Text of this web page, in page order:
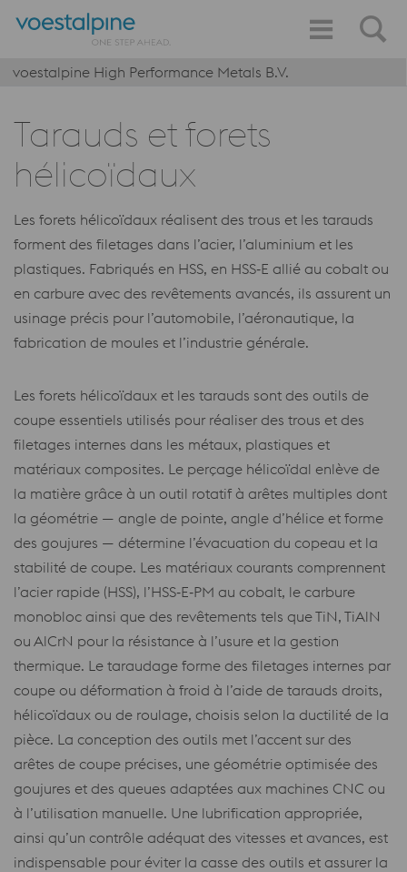
voestalpine High Performance Metals B.V.
Tarauds et forets
hélicoïdaux
Les forets hélicoïdaux réalisent des trous et les tarauds
forment des filetages dans l’acier, l’aluminium et les
plastiques. Fabriqués en HSS, en HSS‑E allié au cobalt ou
en carbure avec des revêtements avancés, ils assurent un
usinage précis pour l’automobile, l’aéronautique, la
fabrication de moules et l’industrie générale.
Les forets hélicoïdaux et les tarauds sont des outils de
coupe essentiels utilisés pour réaliser des trous et des
filetages internes dans les métaux, plastiques et
matériaux composites. Le perçage hélicoïdal enlève de
la matière grâce à un outil rotatif à arêtes multiples dont
la géométrie — angle de pointe, angle d’hélice et forme
des goujures — détermine l’évacuation du copeau et la
stabilité de coupe. Les matériaux courants comprennent
l’acier rapide (HSS), l’HSS‑E‑PM au cobalt, le carbure
monobloc ainsi que des revêtements tels que TiN, TiAlN
ou AlCrN pour la résistance à l’usure et la gestion
thermique. Le taraudage forme des filetages internes par
coupe ou déformation à froid à l’aide de tarauds droits,
hélicoïdaux ou de roulage, choisis selon la ductilité de la
pièce. La conception des outils met l’accent sur des
arêtes de coupe précises, une géométrie optimisée des
goujures et des queues adaptées aux machines CNC ou
à l’utilisation manuelle. Une lubrification appropriée,
ainsi qu’un contrôle adéquat des vitesses et avances, est
indispensable pour éviter la casse des outils et assurer la